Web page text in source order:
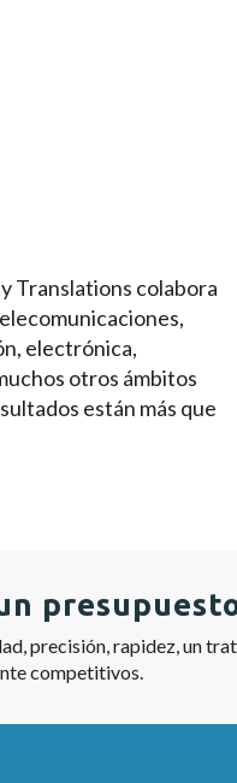
Translations colabora
electrónica,
otros ámbitos
están más que
precisión, rapidez, un
competitivos.